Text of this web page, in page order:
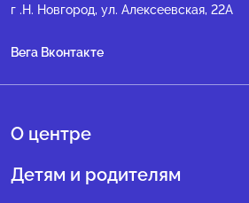
г .Н. Новгород, ул. Алексеевская, 22А
Вега Вконтакте
О центре
О нас
Детям и родителям